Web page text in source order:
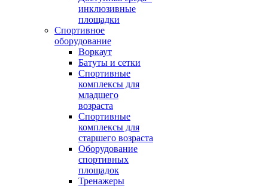
инклюзивные
площадки
Спортивное
оборудование
Воркаут
Батуты и сетки
Спортивные
комплексы для
младшего
возраста
Спортивные
комплексы для
старшего возраста
Оборудование
спортивных
площадок
Тренажеры